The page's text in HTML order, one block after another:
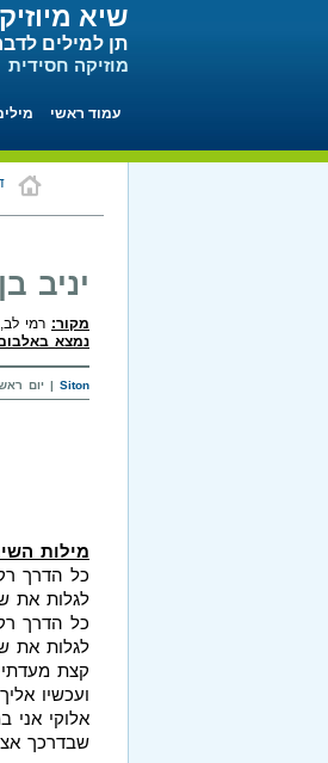
שיא מיוזיק
תן למילים
מוזיקה חסידית
עמוד ראשי
יניב
מקור: רמי לב,
נמצא
Siton | יום ראשון ב'
מילות
כל הדרך
לגלות את
כל הדרך
לגלות את
קצת
ועכשיו
אלוקי אני
שבדרכך